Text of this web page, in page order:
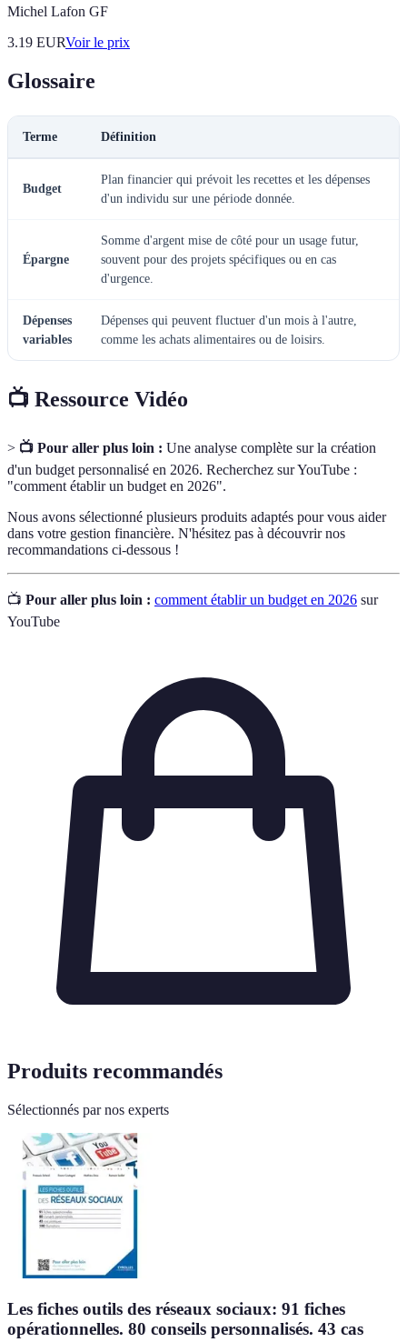
Michel Lafon GF
3.19 EURVoir le prix
Glossaire
Terme Définition
Budget
Plan financier qui prévoit les recettes et les dépenses
d'un individu sur une période donnée.
Épargne
Somme d'argent mise de côté pour un usage futur,
souvent pour des projets spécifiques ou en cas
d'urgence.
Dépenses
variables
Dépenses qui peuvent fluctuer d'un mois à l'autre,
comme les achats alimentaires ou de loisirs.
📺 Ressource Vidéo
> 📺 Pour aller plus loin : Une analyse complète sur la création
d'un budget personnalisé en 2026. Recherchez sur YouTube :
"comment établir un budget en 2026".
Nous avons sélectionné plusieurs produits adaptés pour vous aider
dans votre gestion financière. N'hésitez pas à découvrir nos
recommandations ci-dessous !
📺 Pour aller plus loin : comment établir un budget en 2026 sur
YouTube
Produits recommandés
Sélectionnés par nos experts
Les fiches outils des réseaux sociaux: 91 fiches
opérationnelles. 80 conseils personnalisés. 43 cas